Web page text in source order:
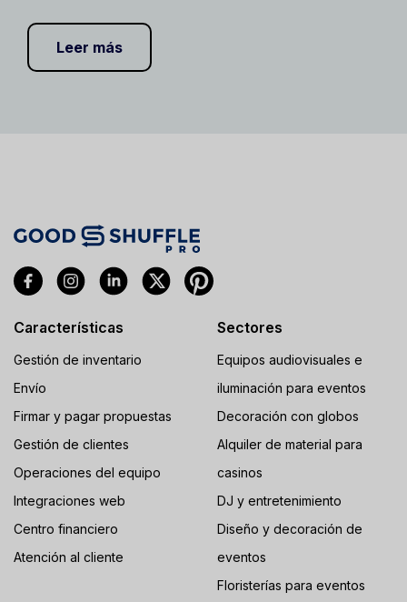
Leer más
Características
Gestión de inventario
Envío
Firmar y pagar propuestas
Gestión de clientes
Operaciones del equipo
Integraciones web
Centro financiero
Atención al cliente
Sectores
Equipos audiovisuales e
iluminación para eventos
Decoración con globos
Alquiler de material para
casinos
DJ y entretenimiento
Diseño y decoración de
eventos
Floristerías para eventos